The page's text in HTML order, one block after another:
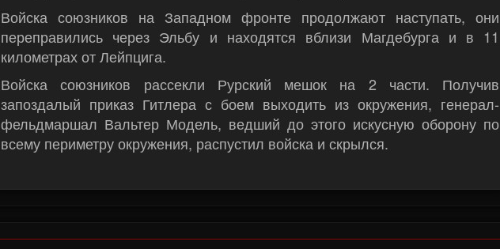
Войска союзников на Западном фронте продолжают наступать, они
переправились через Эльбу и находятся вблизи Магдебурга и в 11
километрах от Лейпцига.
Войска союзников рассекли Рурский мешок на 2 части. Получив
запоздалый приказ Гитлера с боем выходить из окружения, генерал-
фельдмаршал Вальтер Модель, ведший до этого искусную оборону по
всему периметру окружения, распустил войска и скрылся.